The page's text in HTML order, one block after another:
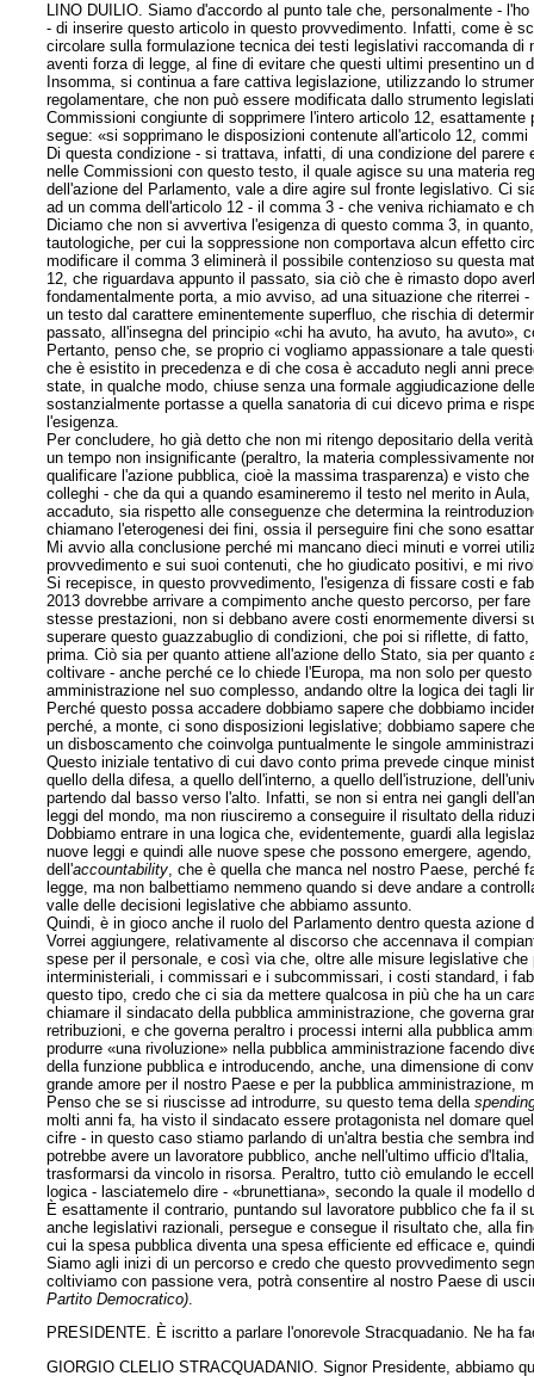
LINO DUILIO. Siamo d'accordo al punto tale che, personalmente -
- di inserire questo articolo in questo provvedimento. Infatti, come è
circolare sulla formulazione tecnica dei testi legislativi raccomanda
aventi forza di legge, al fine di evitare che questi ultimi presentino
Insomma, si continua a fare cattiva legislazione, utilizzando lo
regolamentare, che non può essere modificata dallo strumento
Commissioni congiunte di sopprimere l'intero articolo 12,
segue: «si sopprimano le disposizioni contenute all'articolo 12,
Di questa condizione - si trattava, infatti, di una condizione del
nelle Commissioni con questo testo, il quale agisce su una materia
dell'azione del Parlamento, vale a dire agire sul fronte legislativo. Ci
ad un comma dell'articolo 12 - il comma 3 - che veniva richiamato e
Diciamo che non si avvertiva l'esigenza di questo comma 3, in
tautologiche, per cui la soppressione non comportava alcun effetto
modificare il comma 3 eliminerà il possibile contenzioso su questa
12, che riguardava appunto il passato, sia ciò che è rimasto dopo
fondamentalmente porta, a mio avviso, ad una situazione che riterrei
un testo dal carattere eminentemente superfluo, che rischia di
passato, all'insegna del principio «chi ha avuto, ha avuto, ha
Pertanto, penso che, se proprio ci vogliamo appassionare a tale
che è esistito in precedenza e di che cosa è accaduto negli anni
state, in qualche modo, chiuse senza una formale aggiudicazione
sostanzialmente portasse a quella sanatoria di cui dicevo prima e
l'esigenza.
Per concludere, ho già detto che non mi ritengo depositario della
un tempo non insignificante (peraltro, la materia complessivamente
qualificare l'azione pubblica, cioè la massima trasparenza) e visto
colleghi - che da qui a quando esamineremo il testo nel merito in
accaduto, sia rispetto alle conseguenze che determina la
chiamano l'eterogenesi dei fini, ossia il perseguire fini che sono
Mi avvio alla conclusione perché mi mancano dieci minuti e vorrei
provvedimento e sui suoi contenuti, che ho giudicato positivi, e mi
Si recepisce, in questo provvedimento, l'esigenza di fissare costi e
2013 dovrebbe arrivare a compimento anche questo percorso, per
stesse prestazioni, non si debbano avere costi enormemente diversi
superare questo guazzabuglio di condizioni, che poi si riflette, di
prima. Ciò sia per quanto attiene all'azione dello Stato, sia per
coltivare - anche perché ce lo chiede l'Europa, ma non solo per
amministrazione nel suo complesso, andando oltre la logica dei tagli
Perché questo possa accadere dobbiamo sapere che dobbiamo
perché, a monte, ci sono disposizioni legislative; dobbiamo sapere
un disboscamento che coinvolga puntualmente le singole
Questo iniziale tentativo di cui davo conto prima prevede cinque
quello della difesa, a quello dell'interno, a quello dell'istruzione,
partendo dal basso verso l'alto. Infatti, se non si entra nei gangli
leggi del mondo, ma non riusciremo a conseguire il risultato della
Dobbiamo entrare in una logica che, evidentemente, guardi alla
nuove leggi e quindi alle nuove spese che possono emergere,
dell'accountability, che è quella che manca nel nostro Paese, perché
legge, ma non balbettiamo nemmeno quando si deve andare a
valle delle decisioni legislative che abbiamo assunto.
Quindi, è in gioco anche il ruolo del Parlamento dentro questa azione
Vorrei aggiungere, relativamente al discorso che accennava il
spese per il personale, e così via che, oltre alle misure legislative
interministeriali, i commissari e i subcommissari, i costi standard, i
questo tipo, credo che ci sia da mettere qualcosa in più che ha un
chiamare il sindacato della pubblica amministrazione, che governa
retribuzioni, e che governa peraltro i processi interni alla pubblica
produrre «una rivoluzione» nella pubblica amministrazione facendo
della funzione pubblica e introducendo, anche, una dimensione di
grande amore per il nostro Paese e per la pubblica amministrazione,
Penso che se si riuscisse ad introdurre, su questo tema della
molti anni fa, havisto il sindacato essere protagonista nel domare
cifre - in questo caso stiamo parlando di un'altra bestia che sembra
potrebbe avere un lavoratore pubblico, anche nell'ultimo ufficio
trasformarsi da vincolo in risorsa. Peraltro, tutto ciò emulando le
logica - lasciatemelo dire - «brunettiana», secondo la quale il
È esattamente il contrario, puntando sul lavoratore pubblico che fa il
anche legislativi razionali, persegue e consegue il risultato che, alla
cui la spesa pubblica diventa una spesa efficiente ed efficace e,
Siamo agli inizi di un percorso e credo che questo provvedimento
coltiviamo con passione vera, potrà consentire al nostro Paese di
Partito Democratico).
PRESIDENTE. È iscritto a parlare l'onorevole Stracquadanio. Ne ha
GIORGIO CLELIO STRACQUADANIO. Signor Presidente, abbiamo